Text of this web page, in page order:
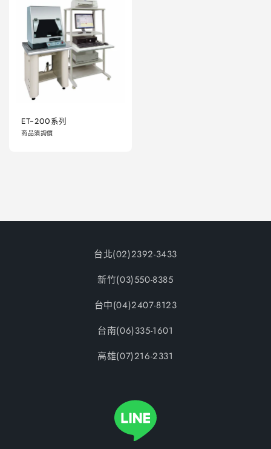
ET-200系列
商品須詢價
台北(02)2392-3433
新竹(03)550-8385
台中(04)2407-8123
台南(06)335-1601
高雄(07)216-2331
Vimeo